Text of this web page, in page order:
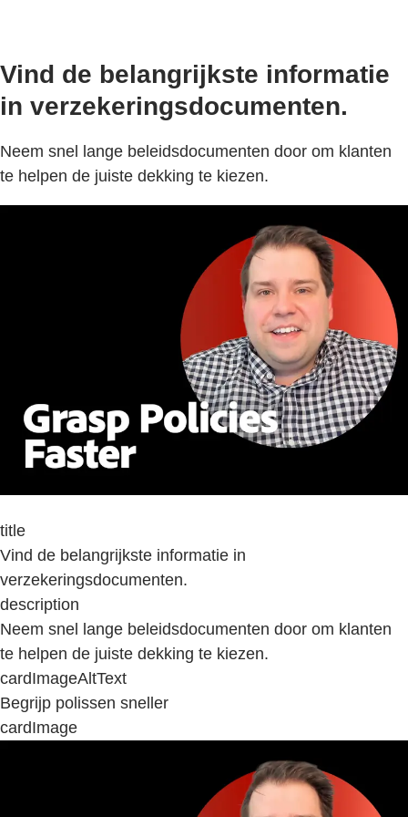
Vind de belangrijkste informatie
in verzekeringsdocumenten.
Neem snel lange beleidsdocumenten door om klanten
te helpen de juiste dekking te kiezen.
title
Vind de belangrijkste informatie in
verzekeringsdocumenten.
description
Neem snel lange beleidsdocumenten door om klanten
te helpen de juiste dekking te kiezen.
cardImageAltText
Begrijp polissen sneller
cardImage